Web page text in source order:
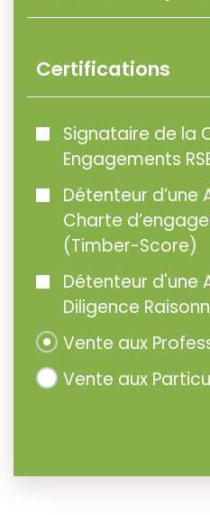
Certifications
Signataire de la
Engagements
Détenteur
Charte
(Timber-Score)
Détenteur d'une
Diligence
Vente aux
Vente aux